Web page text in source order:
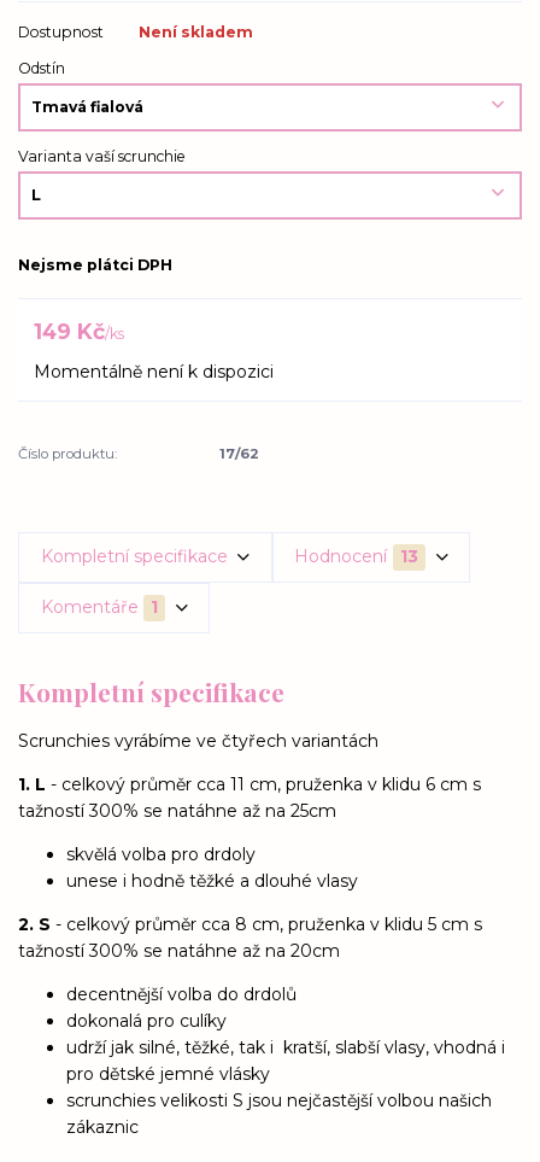
Dostupnost
Není skladem
Odstín
Varianta vaší scrunchie
Nejsme plátci DPH
149 Kč/ks
Momentálně není k dispozici
Číslo produktu: 17/62
Kompletní specifikace Hodnocení 13
Komentáře 1
Kompletní specifikace
Scrunchies vyrábíme ve čtyřech variantách
1. L - celkový průměr cca 11 cm, pruženka v klidu 6 cm s
tažností 300% se natáhne až na 25cm
skvělá volba pro drdoly
unese i hodně těžké a dlouhé vlasy
2. S - celkový průměr cca 8 cm, pruženka v klidu 5 cm s
tažností 300% se natáhne až na 20cm
decentnější volba do drdolů
dokonalá pro culíky
udrží jak silné, těžké, tak i kratší, slabší vlasy, vhodná i
pro dětské jemné vlásky
scrunchies velikosti S jsou nejčastější volbou našich
zákaznic